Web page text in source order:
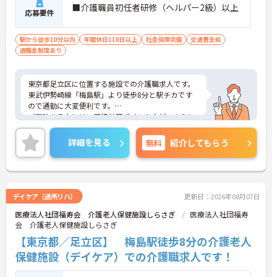
応募要件 ■介護職員初任者研修（ヘルパー2級）以上
駅から徒歩10分以内 年間休日110日以上 社会保険完備
交通費支給
退職金制度あり
東京都足立区に位置する施設での介護職求人です。
東武伊勢崎線「梅島駅」より徒歩8分と駅チカです
ので通勤に大変便利です。
ご興味ある方には、面接対策ポイントなど、さらに
詳細をお話しいたしますのでお気軽にご相談くださ
い。
詳細を見る 無料 紹介してもらう
デイケア（通所リハ） 更新日：2026年08月07日
医療法人社団福寿会 介護老人保健施設しらさぎ
医療法人社団福寿
会 介護老人保健施設しらさぎ
【東京都／足立区】 梅島駅徒歩8分の介護老人
保健施設（デイケア）での介護職求人です！